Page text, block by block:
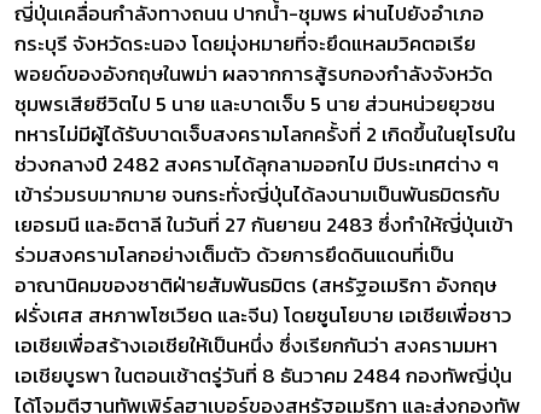
ญี่ปุ่นเคลื่อนกำลังทางถนน ปากน้ำ-ชุมพร ผ่านไปยังอำเภอ
กระบุรี จังหวัดระนอง โดยมุ่งหมายที่จะยึดแหลมวิคตอเรีย
พอยด์ของอังกฤษในพม่า ผลจากการสู้รบกองกำลังจังหวัด
ชุมพรเสียชีวิตไป 5 นาย และบาดเจ็บ 5 นาย ส่วนหน่วยยุวชน
ทหารไม่มีผู้ได้รับบาดเจ็บสงครามโลกครั้งที่ 2 เกิดขึ้นในยุโรปใน
ช่วงกลางปี 2482 สงครามได้ลุกลามออกไป มีประเทศต่าง ๆ
เข้าร่วมรบมากมาย จนกระทั่งญี่ปุ่นได้ลงนามเป็นพันธมิตรกับ
เยอรมนี และอิตาลี ในวันที่ 27 กันยายน 2483 ซึ่งทำให้ญี่ปุ่นเข้า
ร่วมสงครามโลกอย่างเต็มตัว ด้วยการยึดดินแดนที่เป็น
อาณานิคมของชาติฝ่ายสัมพันธมิตร (สหรัฐอเมริกา อังกฤษ
ฝรั่งเศส สหภาพโซเวียด และจีน) โดยชูนโยบาย เอเชียเพื่อชาว
เอเชียเพื่อสร้างเอเชียให้เป็นหนึ่ง ซึ่งเรียกกันว่า สงครามมหา
เอเชียบูรพา ในตอนเช้าตรู่วันที่ 8 ธันวาคม 2484 กองทัพญี่ปุ่น
ได้โจมตีฐานทัพเพิร์ลฮาเบอร์ของสหรัฐอเมริกา และส่งกองทัพ